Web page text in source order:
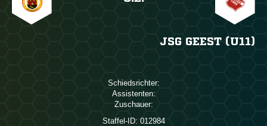
JSG GEEST (U11)
Schiedsrichter:
Assistenten:
Zuschauer:
Staffel-ID: 012984